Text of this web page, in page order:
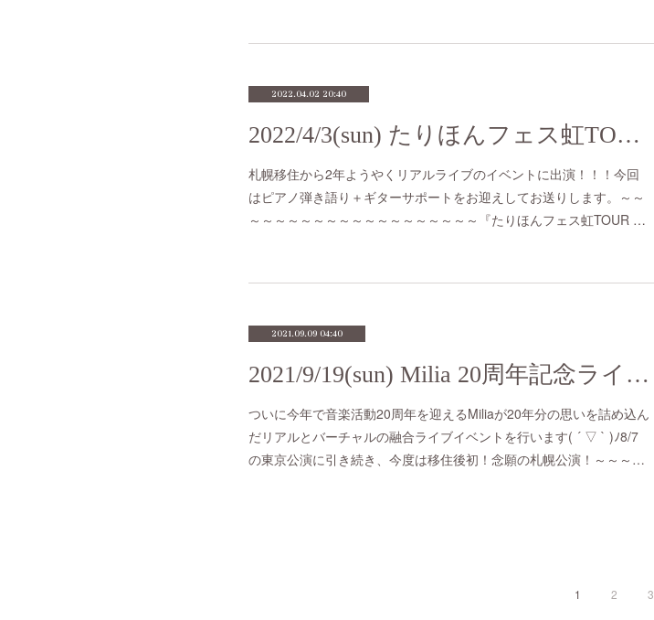
2022.04.02 20:40
2022/4/3(sun) たりほんフェス虹TOUR 北海道編vol.7
札幌移住から2年ようやくリアルライブのイベントに出演！！！今回
はピアノ弾き語り＋ギターサポートをお迎えしてお送りします。～～
～～～～～～～～～～～～～～～～～～『たりほんフェス虹TOUR …
2021.09.09 04:40
2021/9/19(sun) Milia 20周年記念ライブ in 札幌
ついに今年で音楽活動20周年を迎えるMiliaが20年分の思いを詰め込ん
だリアルとバーチャルの融合ライブイベントを行います( ´ ▽ ` )ﾉ8/7
の東京公演に引き続き、今度は移住後初！念願の札幌公演！～～～…
1 2 3